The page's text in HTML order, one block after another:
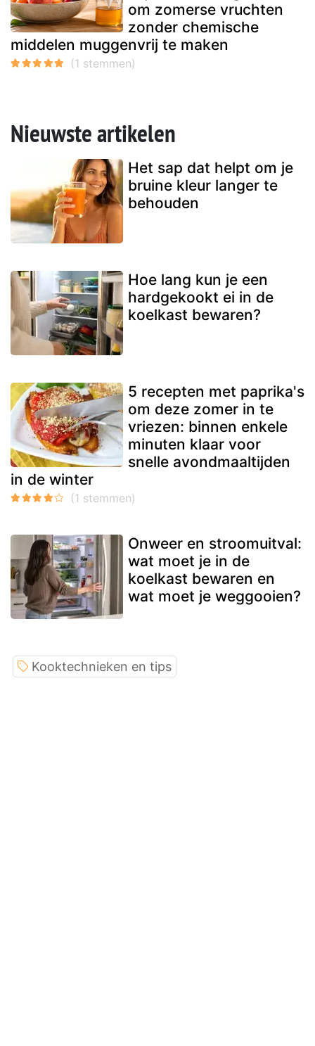
om zomerse vruchten
zonder chemische
middelen muggenvrij te maken
Nieuwste artikelen
Het sap dat helpt om je
bruine kleur langer te
behouden
Hoe lang kun je een
hardgekookt ei in de
koelkast bewaren?
5 recepten met paprika's
om deze zomer in te
vriezen: binnen enkele
minuten klaar voor
snelle avondmaaltijden
in de winter
Onweer en stroomuitval:
wat moet je in de
koelkast bewaren en
wat moet je weggooien?
Kooktechnieken en tips